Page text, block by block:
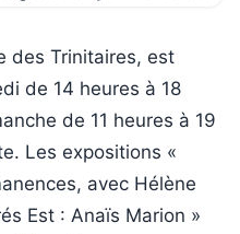
des Trinitaires, est
de 14 heures à 18
de 11 heures à 19
Les expositions «
avec Hélène
Est : Anaïs Marion »